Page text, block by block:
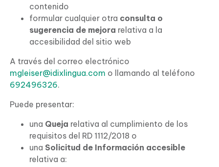
contenido
formular cualquier otra consulta o
sugerencia de mejora relativa a la
accesibilidad del sitio web
A través del correo electrónico
mgleiser@idixlingua.com o llamando al teléfono
692496326.
Puede presentar:
una Queja relativa al cumplimiento de los
requisitos del RD 1112/2018 o
una Solicitud de Información accesible
relativa a: